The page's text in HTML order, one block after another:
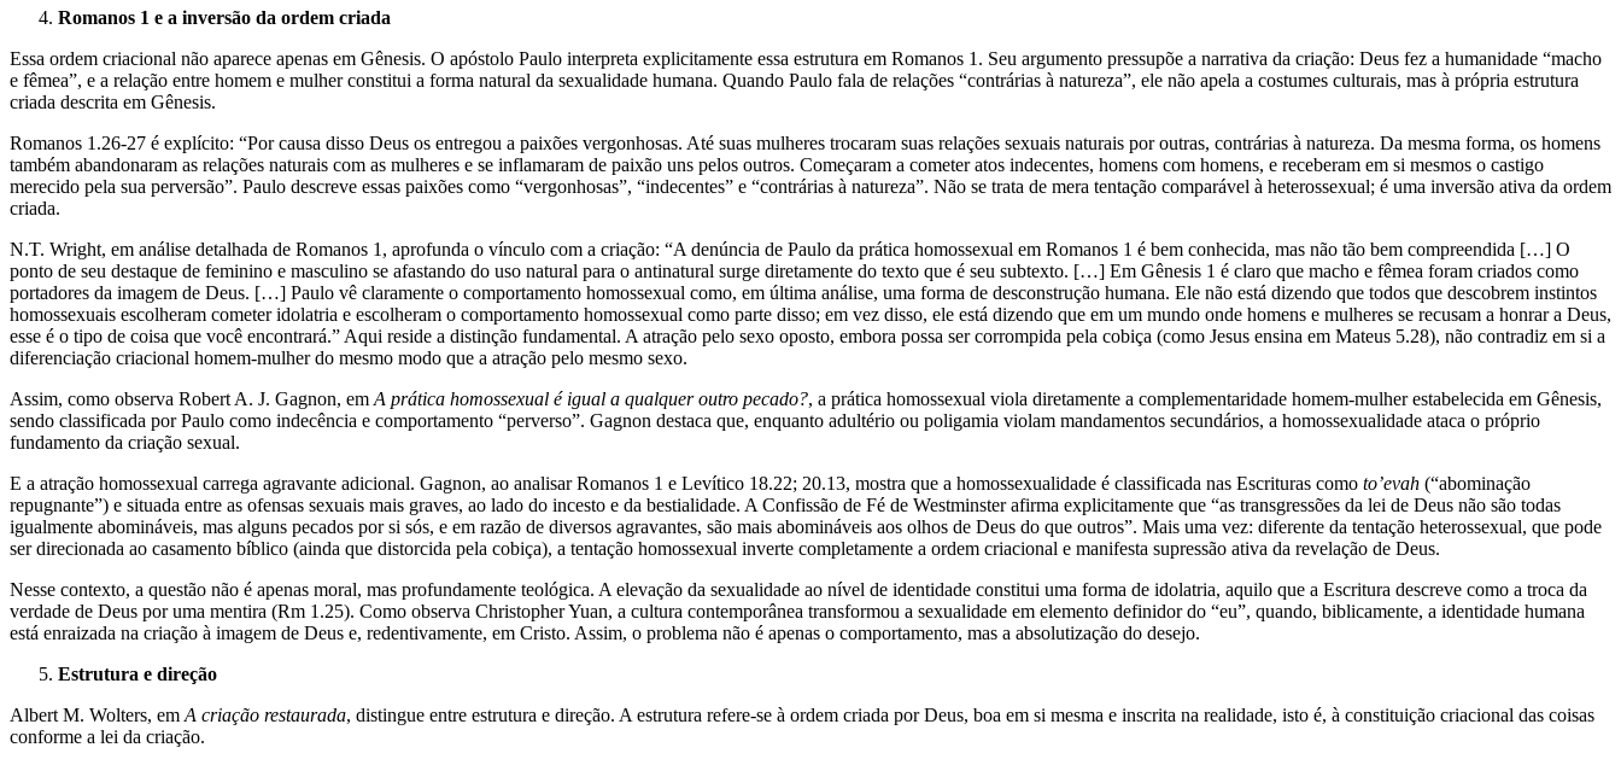
Romanos 1 e a inversão da ordem criada
Essa ordem criacional não aparece apenas em Gênesis. O apóstolo Paulo interpreta explicitamente essa estrutura em Romanos 1. Seu argumento pressupõe a narrativa da criação: Deus fez a humanidade “macho
e fêmea”, e a relação entre homem e mulher constitui a forma natural da sexualidade humana. Quando Paulo fala de relações “contrárias à natureza”, ele não apela a costumes culturais, mas à própria estrutura
criada descrita em Gênesis.
Romanos 1.26-27 é explícito: “Por causa disso Deus os entregou a paixões vergonhosas. Até suas mulheres trocaram suas relações sexuais naturais por outras, contrárias à natureza. Da mesma forma, os homens
também abandonaram as relações naturais com as mulheres e se inflamaram de paixão uns pelos outros. Começaram a cometer atos indecentes, homens com homens, e receberam em si mesmos o castigo
merecido pela sua perversão”. Paulo descreve essas paixões como “vergonhosas”, “indecentes” e “contrárias à natureza”. Não se trata de mera tentação comparável à heterossexual; é uma inversão ativa da ordem
criada.
N.T. Wright, em análise detalhada de Romanos 1, aprofunda o vínculo com a criação: “A denúncia de Paulo da prática homossexual em Romanos 1 é bem conhecida, mas não tão bem compreendida […] O
ponto de seu destaque de feminino e masculino se afastando do uso natural para o antinatural surge diretamente do texto que é seu subtexto. […] Em Gênesis 1 é claro que macho e fêmea foram criados como
portadores da imagem de Deus. […] Paulo vê claramente o comportamento homossexual como, em última análise, uma forma de desconstrução humana. Ele não está dizendo que todos que descobrem instintos
homossexuais escolheram cometer idolatria e escolheram o comportamento homossexual como parte disso; em vez disso, ele está dizendo que em um mundo onde homens e mulheres se recusam a honrar a Deus,
esse é o tipo de coisa que você encontrará.” Aqui reside a distinção fundamental. A atração pelo sexo oposto, embora possa ser corrompida pela cobiça (como Jesus ensina em Mateus 5.28), não contradiz em si a
diferenciação criacional homem-mulher do mesmo modo que a atração pelo mesmo sexo.
Assim, como observa Robert A. J. Gagnon, em A prática homossexual é igual a qualquer outro pecado?, a prática homossexual viola diretamente a complementaridade homem-mulher estabelecida em Gênesis,
sendo classificada por Paulo como indecência e comportamento “perverso”. Gagnon destaca que, enquanto adultério ou poligamia violam mandamentos secundários, a homossexualidade ataca o próprio
fundamento da criação sexual.
E a atração homossexual carrega agravante adicional. Gagnon, ao analisar Romanos 1 e Levítico 18.22; 20.13, mostra que a homossexualidade é classificada nas Escrituras como to’evah (“abominação
repugnante”) e situada entre as ofensas sexuais mais graves, ao lado do incesto e da bestialidade. A Confissão de Fé de Westminster afirma explicitamente que “as transgressões da lei de Deus não são todas
igualmente abomináveis, mas alguns pecados por si sós, e em razão de diversos agravantes, são mais abomináveis aos olhos de Deus do que outros”. Mais uma vez: diferente da tentação heterossexual, que pode
ser direcionada ao casamento bíblico (ainda que distorcida pela cobiça), a tentação homossexual inverte completamente a ordem criacional e manifesta supressão ativa da revelação de Deus.
Nesse contexto, a questão não é apenas moral, mas profundamente teológica. A elevação da sexualidade ao nível de identidade constitui uma forma de idolatria, aquilo que a Escritura descreve como a troca da
verdade de Deus por uma mentira (Rm 1.25). Como observa Christopher Yuan, a cultura contemporânea transformou a sexualidade em elemento definidor do “eu”, quando, biblicamente, a identidade humana
está enraizada na criação à imagem de Deus e, redentivamente, em Cristo. Assim, o problema não é apenas o comportamento, mas a absolutização do desejo.
Estrutura e direção
Albert M. Wolters, em A criação restaurada, distingue entre estrutura e direção. A estrutura refere-se à ordem criada por Deus, boa em si mesma e inscrita na realidade, isto é, à constituição criacional das coisas
conforme a lei da criação.